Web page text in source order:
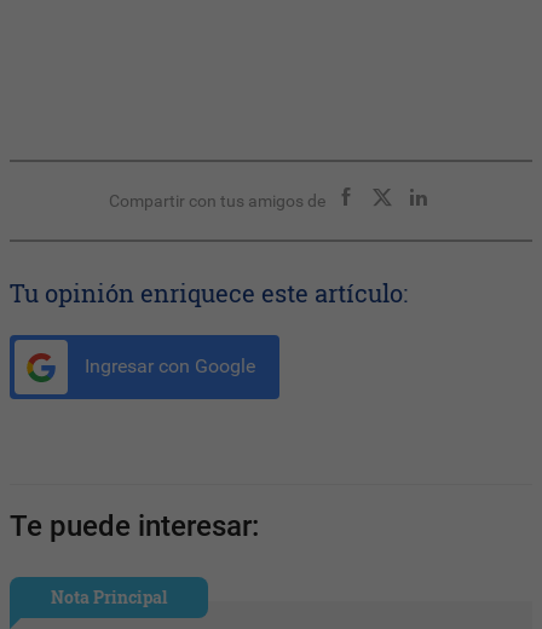
Compartir con tus amigos de
Tu opinión enriquece este artículo:
Ingresar con Google
Te puede interesar:
Nota Principal